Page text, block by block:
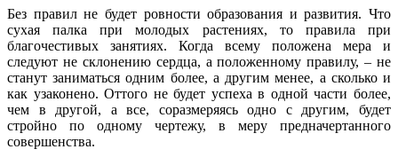
Без правил не будет ровности образования и развития. Что
сухая палка при молодых растениях, то правила при
благочестивых занятиях. Когда всему положена мера и
следуют не склонению сердца, а положенному правилу, – не
станут заниматься одним более, а другим менее, а сколько и
как узаконено. Оттого не будет успеха в одной части более,
чем в другой, а все, соразмеряясь одно с другим, будет
стройно по одному чертежу, в меру предначертанного
совершенства.